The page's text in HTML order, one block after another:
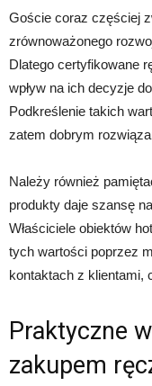
Goście coraz częściej
zrównoważonego
Dlatego certyfikowane
wpływ na ich decyzje
Podkreślenie takich
zatem dobrym
Należy również
produkty daje szansę
Właściciele obiektów
tych wartości poprzez
kontaktach z klientami,
Praktyczne
zakupem